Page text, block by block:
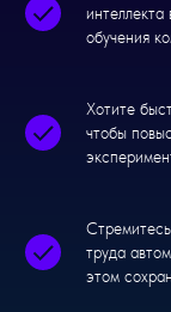
обучения
Хотите
чтобы
труда
этом